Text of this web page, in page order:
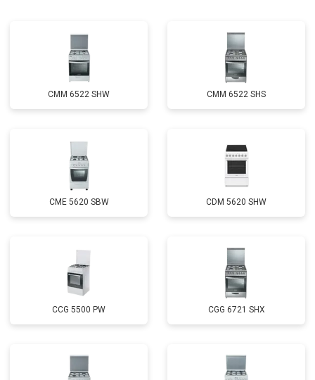
CMM 6522 SHW CMM 6522 SHS
CME 5620 SBW CDM 5620 SHW
CCG 5500 PW CGG 6721 SHX